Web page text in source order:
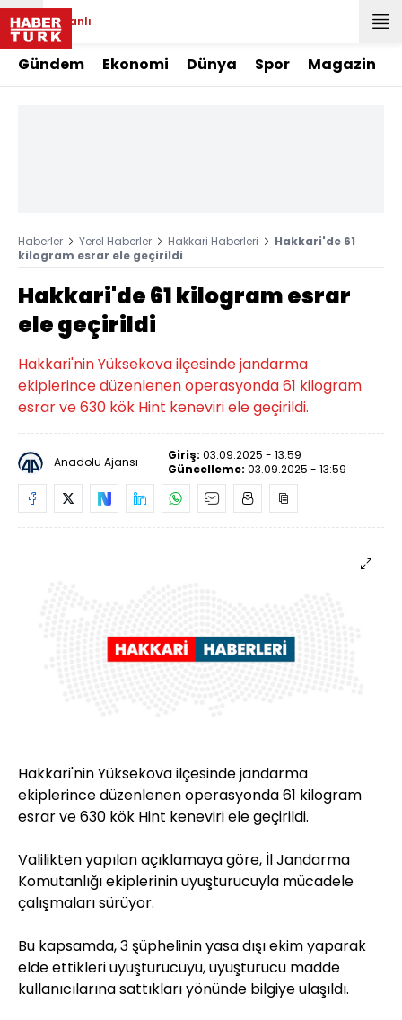
Canlı
Gündem Ekonomi Dünya Spor Magazin
Haberler Yerel Haberler Hakkari Haberleri
Hakkari'de 61
kilogram esrar ele geçirildi
Hakkari'de 61 kilogram esrar
ele geçirildi
Hakkari'nin Yüksekova ilçesinde jandarma
ekiplerince düzenlenen operasyonda 61 kilogram
esrar ve 630 kök Hint keneviri ele geçirildi.
Anadolu Ajansı Giriş: 03.09.2025 - 13:59
Güncelleme: 03.09.2025 - 13:59
Hakkari'nin Yüksekova ilçesinde jandarma
ekiplerince düzenlenen operasyonda 61 kilogram
esrar ve 630 kök Hint keneviri ele geçirildi.
Valilikten yapılan açıklamaya göre, İl Jandarma
Komutanlığı ekiplerinin uyuşturucuyla mücadele
çalışmaları sürüyor.
Bu kapsamda, 3 şüphelinin yasa dışı ekim yaparak
elde ettikleri uyuşturucuyu, uyuşturucu madde
kullanıcılarına sattıkları yönünde bilgiye ulaşıldı.